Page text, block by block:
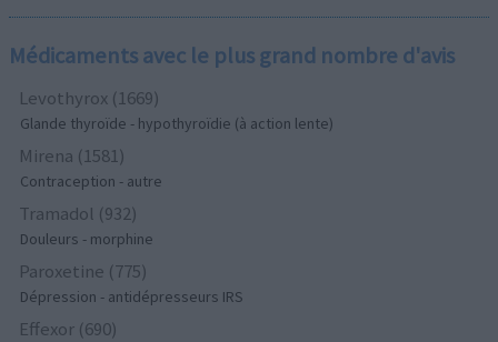
Médicaments avec le plus grand nombre d'avis
Levothyrox (1669)
Glande thyroïde - hypothyroïdie (à action lente)
Mirena (1581)
Contraception - autre
Tramadol (932)
Douleurs - morphine
Paroxetine (775)
Dépression - antidépresseurs IRS
Effexor (690)